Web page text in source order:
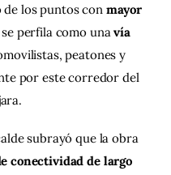
los puntos con mayor
perfila como una vía
peatones y
por este corredor del
subrayó que la obra
conectividad de largo